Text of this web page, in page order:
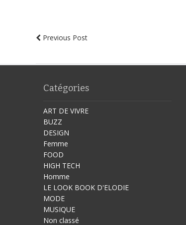
Previous Post
Catégories
ART DE VIVRE
BUZZ
DESIGN
Femme
FOOD
HIGH TECH
Homme
LE LOOK BOOK D'ELODIE
MODE
MUSIQUE
Non classé